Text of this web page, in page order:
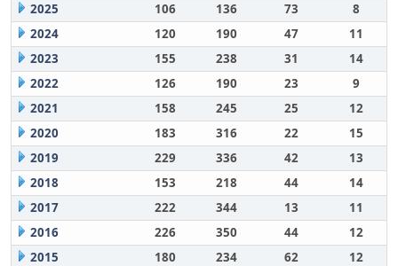
2025
106 136 73
8
2024
120 190 47
11
2023
155 238 31
14
2022
126 190 23
9
2021
158 245 25
12
2020
183 316 22
15
2019
229 336 42
13
2018
153 218 44
14
2017
222 344 13
11
2016
226 350 44
12
2015
180 234 62
12